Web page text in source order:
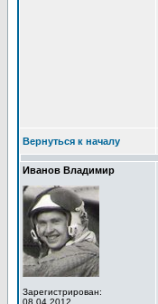
Вернуться к началу
Иванов Владимир
Зарегистрирован:
08.04.2012